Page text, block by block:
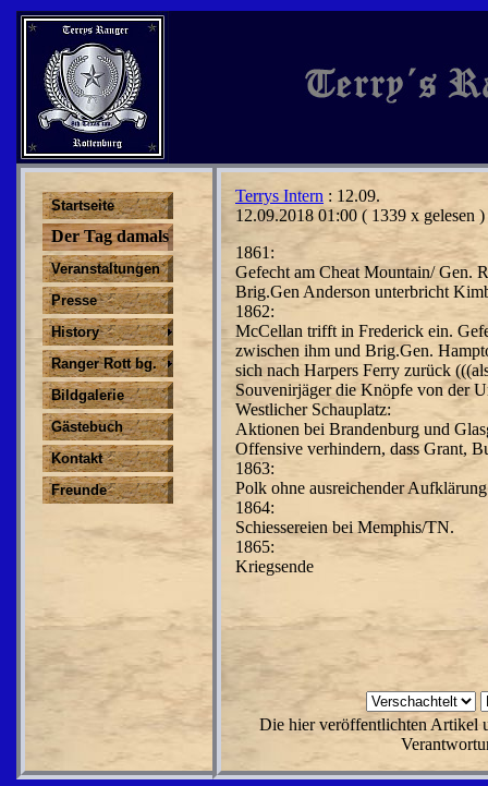
Startseite
Der Tag damals
Veranstaltungen
Presse
History
Ranger Rott bg.
Bildgalerie
Gästebuch
Kontakt
Freunde
Terrys Intern : 12.09.
12.09.2018 01:00 ( 1339 x gelesen )
1861:
Gefecht am Cheat Mountain/ Gen.
Brig.Gen Anderson unterbricht
1862:
McCellan trifft in Frederick ein.
zwischen ihm und Brig.Gen.
sich nach Harpers Ferry zurück
Souvenirjäger die Knöpfe von der
Westlicher Schauplatz:
Aktionen bei Brandenburg und
Offensive verhindern, dass Grant,
1863:
Polk ohne ausreichender
1864:
Schiessereien bei Memphis/TN.
1865:
Kriegsende
Die hier veröffentlichten Artikel